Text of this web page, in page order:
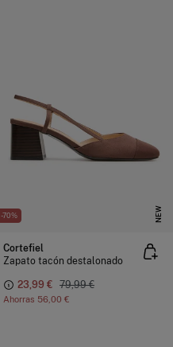
-70% NEW
Cortefiel
Zapato tacón destalonado
23,99 € 79,99 €
Ahorras 56,00 €